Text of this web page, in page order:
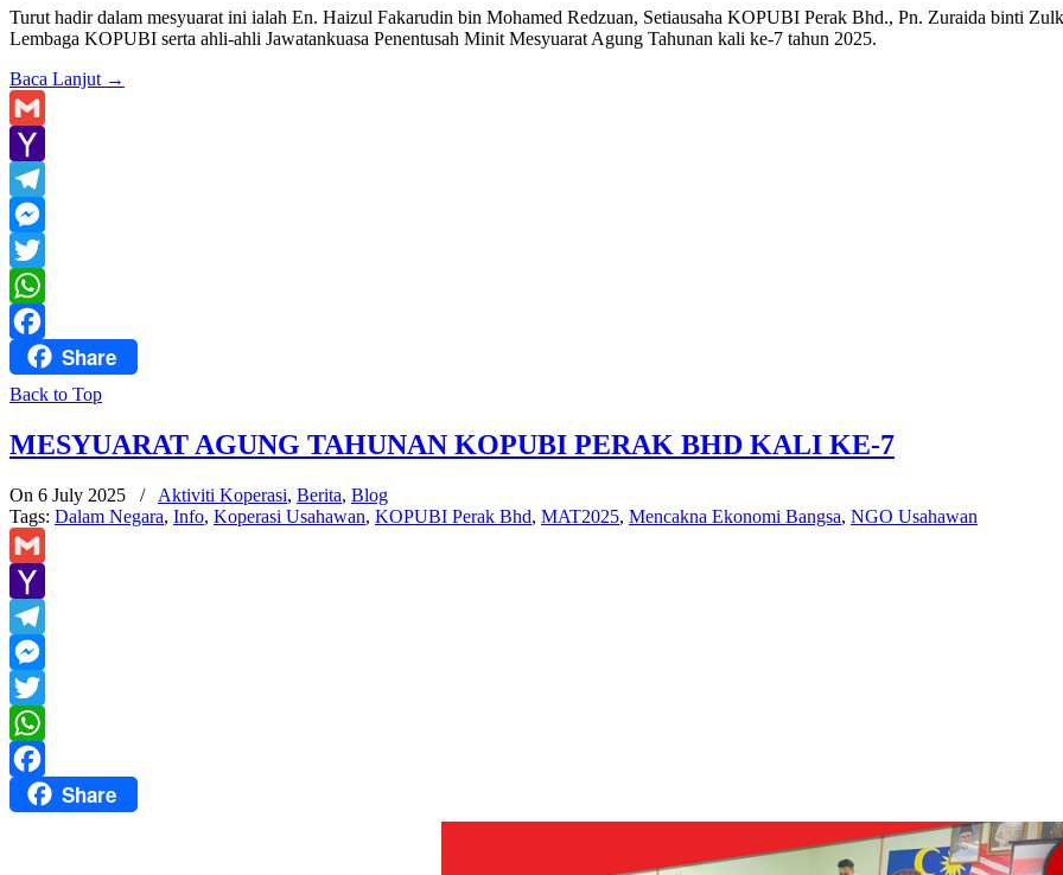
Turut hadir dalam mesyuarat ini ialah En. Haizul Fakarudin bin Mohamed Redzuan, Setiausaha KOPUBI Perak Bhd., Pn. Zuraida binti
Lembaga KOPUBI serta ahli-ahli Jawatankuasa Penentusah Minit Mesyuarat Agung Tahunan kali ke-7 tahun 2025.
Baca Lanjut →
Gmail
Yahoo
Mail
Telegram
Messenger
Twitter
WhatsApp
FacebookShare
Back to Top
MESYUARAT AGUNG TAHUNAN KOPUBI PERAK BHD KALI KE-7
On 6 July 2025 / Aktiviti Koperasi, Berita, Blog
Tags: Dalam Negara, Info, Koperasi Usahawan, KOPUBI Perak Bhd, MAT2025, Mencakna Ekonomi Bangsa, NGO Usahawan
Gmail
Yahoo
Mail
Telegram
Messenger
Twitter
WhatsApp
FacebookShare